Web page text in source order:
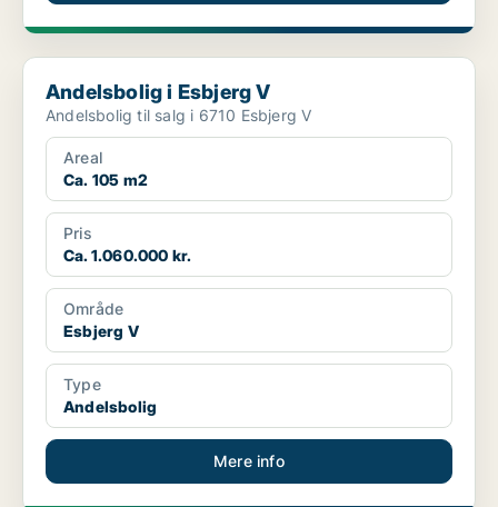
Andelsbolig i Esbjerg V
Andelsbolig i Esbjerg V
Andelsbolig til salg i 6710 Esbjerg V
Areal
Ca. 105 m2
Pris
Ca. 1.060.000 kr.
Område
Esbjerg V
Type
Andelsbolig
Mere info